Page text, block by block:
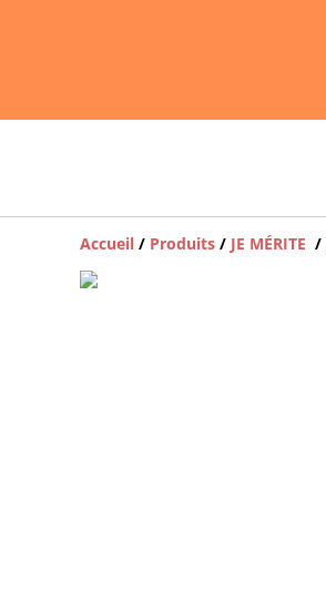
Accueil / Produits / JE MÉRITE /